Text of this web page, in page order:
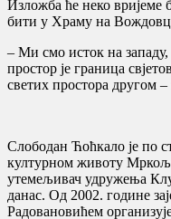
Изложба ће неко вријеме
бити у Храму на
– Ми смо исток на
простор је граница
светих простора другом
Слободан Ћоћкало је по
културном животу
утемељивач удружења
данас. Од 2002. године
Радовановићем